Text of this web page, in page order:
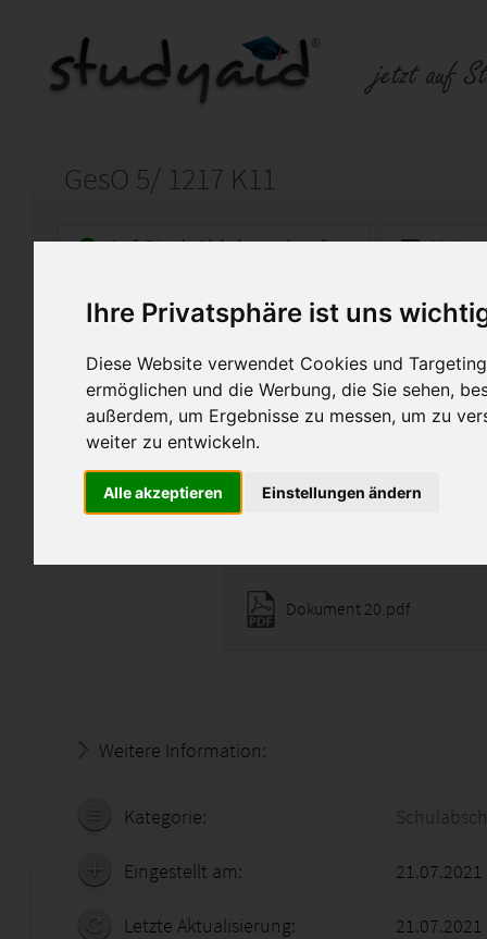
Ihre Privatsphäre ist uns
Diese Website verwendet Cookies und
ermöglichen und die Werbung, die Sie sehen,
außerdem, um Ergebnisse zu messen, um zu
weiter zu entwickeln.
Alle akzeptieren Einstellungen ändern
GesO 5/ 1217 K11
Auf StudyAid.de verkaufen
Startseite Schulabschluss
Soziale Frage I
Diese Lösung gilt als Muster
werden. Mein Fernlehrer hat
bewertet.
Dokument 20.pdf
Weitere Information:
Kategorie:
Eingestellt am:
Letzte Aktualisierung: 21.07.2021